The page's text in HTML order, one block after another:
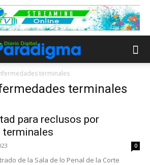
terminales
terminales
para reclusos por
terminales
0
de la Sala de lo Penal de la Corte